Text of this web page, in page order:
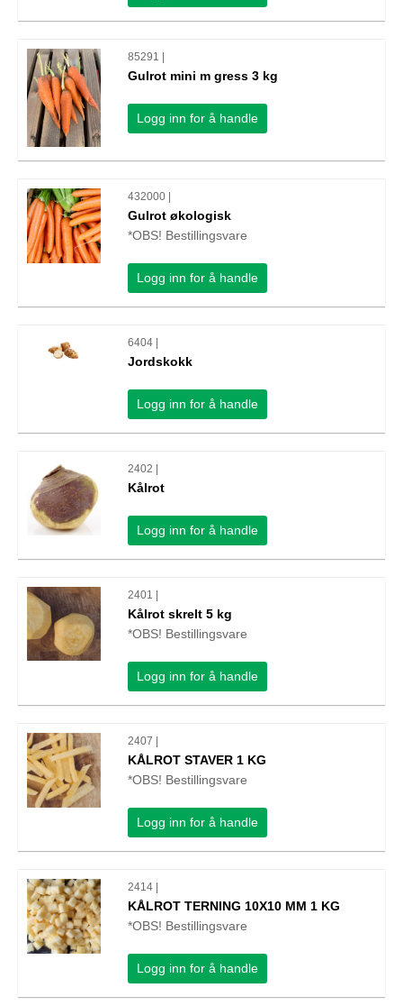
85291 |
Gulrot mini m gress 3 kg
Logg inn for å handle
432000 |
Gulrot økologisk
*OBS! Bestillingsvare
Logg inn for å handle
6404 |
Jordskokk
Logg inn for å handle
2402 |
Kålrot
Logg inn for å handle
2401 |
Kålrot skrelt 5 kg
*OBS! Bestillingsvare
Logg inn for å handle
2407 |
KÅLROT STAVER 1 KG
*OBS! Bestillingsvare
Logg inn for å handle
2414 |
KÅLROT TERNING 10X10 MM 1 KG
*OBS! Bestillingsvare
Logg inn for å handle